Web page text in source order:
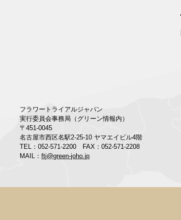
フラワートライアルジャパン
実行委員会事務局（グリーン情報内）
〒451-0045
名古屋市西区名駅2-25-10 ヤマエイビル4階
TEL：052-571-2200 FAX：052-571-2208
MAIL：ftj@green-joho.jp